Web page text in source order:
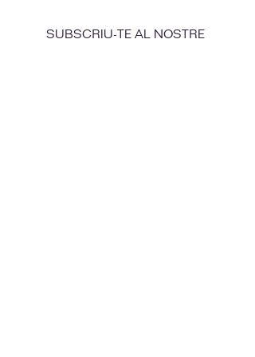
SUBSCRIU-TE AL NOSTRE